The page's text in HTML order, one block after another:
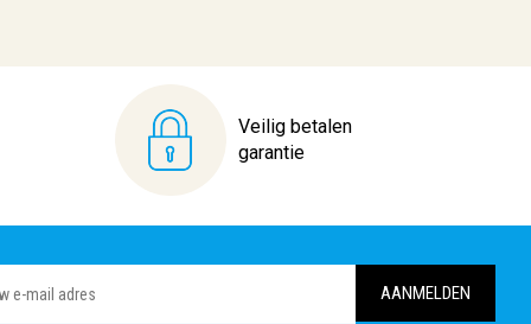
Veilig betalen
garantie